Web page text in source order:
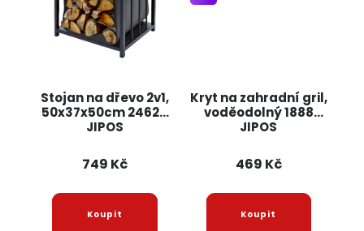
Stojan na dřevo 2v1,
50x37x50cm 24628
JIPOS
749 Kč
Kryt na zahradní gril,
voděodolný 1888
JIPOS
469 Kč